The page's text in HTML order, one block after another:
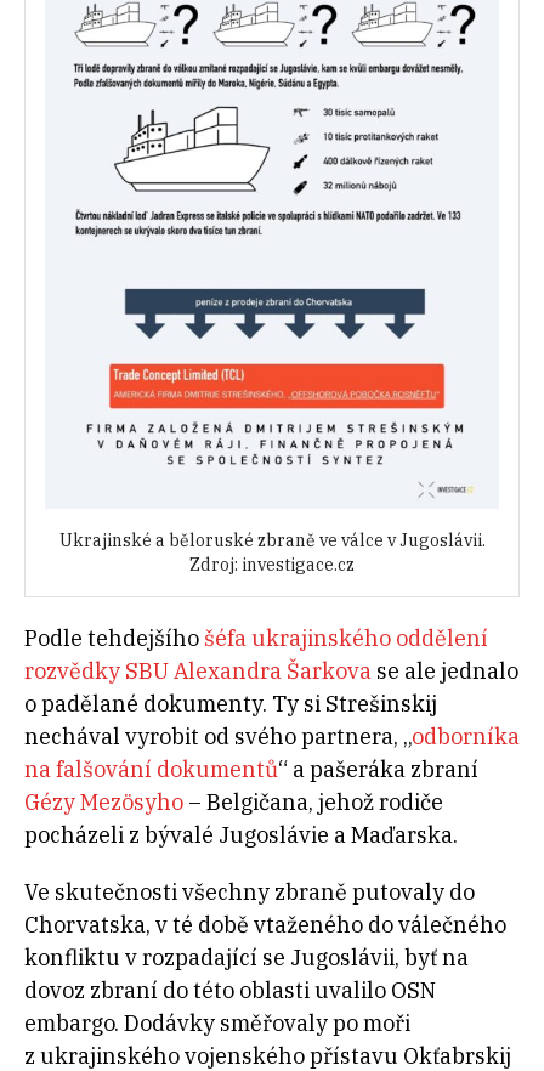
Ukrajinské a běloruské zbraně ve válce v Jugoslávii.
Zdroj: investigace.cz
Podle tehdejšího šéfa ukrajinského oddělení
rozvědky SBU Alexandra Šarkova se ale jednalo
o padělané dokumenty. Ty si Strešinskij
nechával vyrobit od svého partnera, „odborníka
na falšování dokumentů“ a pašeráka zbraní
Gézy Mezösyho – Belgičana, jehož rodiče
pocházeli z bývalé Jugoslávie a Maďarska.
Ve skutečnosti všechny zbraně putovaly do
Chorvatska, v té době vtaženého do válečného
konfliktu v rozpadající se Jugoslávii, byť na
dovoz zbraní do této oblasti uvalilo OSN
embargo. Dodávky směřovaly po moři
z ukrajinského vojenského přístavu Okťabrskij